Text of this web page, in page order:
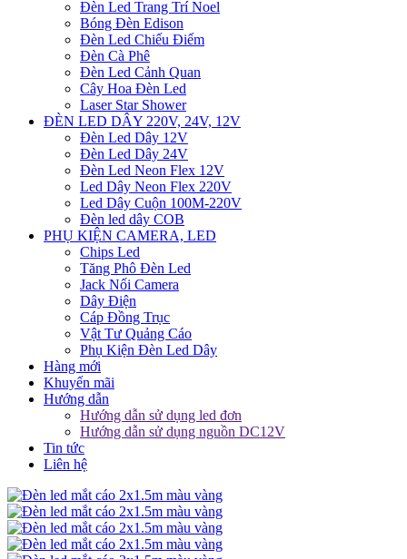
Đèn Led Trang Trí Noel
Bóng Đèn Edison
Đèn Led Chiếu Điểm
Đèn Cà Phê
Đèn Led Cảnh Quan
Cây Hoa Đèn Led
Laser Star Shower
ĐÈN LED DÂY 220V, 24V, 12V
Đèn Led Dây 12V
Đèn Led Dây 24V
Đèn Led Neon Flex 12V
Led Dây Neon Flex 220V
Led Dây Cuộn 100M-220V
Đèn led dây COB
PHỤ KIỆN CAMERA, LED
Chips Led
Tăng Phô Đèn Led
Jack Nối Camera
Dây Điện
Cáp Đồng Trục
Vật Tư Quảng Cáo
Phụ Kiện Đèn Led Dây
Hàng mới
Khuyến mãi
Hướng dẫn
Hướng dẫn sử dụng led đơn
Hướng dẫn sử dụng nguồn DC12V
Tin tức
Liên hệ